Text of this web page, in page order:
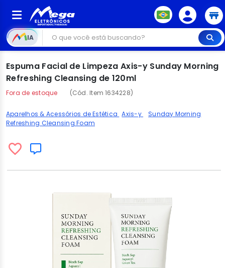
IA
Espuma Facial de Limpeza Axis-y Sunday Morning
Refreshing Cleansing de 120ml
Fora de estoque (Cód. Item 1634228)
Aparelhos & Acessórios de Estética Axis-y
Sunday Morning
Refreshing Cleansing Foam